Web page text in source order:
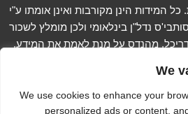
We
We use cookies to enhance your
personalized ads or content,
המידות הינן מקורבות ואינן אומתו ע"י
נדל"ן בינלאומי ולכן מומלץ לשכור
מהנדס על מנת לאמת את המידע.
קרא עוד...